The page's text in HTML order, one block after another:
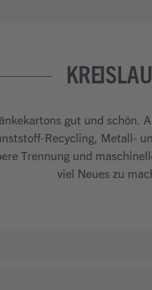
gut und schön.
Recycling, Metall-
Trennung und
viel Neues zu